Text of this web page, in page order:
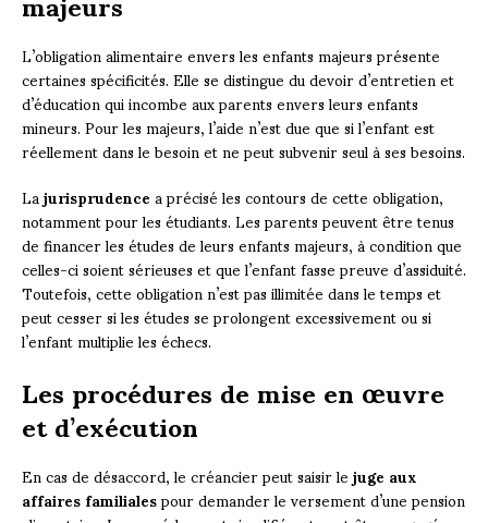
L’obligation alimentaire envers les enfants majeurs présente
certaines spécificités. Elle se distingue du devoir d’entretien et
d’éducation qui incombe aux parents envers leurs enfants
mineurs. Pour les majeurs, l’aide n’est due que si l’enfant est
réellement dans le besoin et ne peut subvenir seul à ses besoins.
Lajurisprudencea précisé les contours de cette obligation,
notamment pour les étudiants. Les parents peuvent être tenus
de financer les études de leurs enfants majeurs, à condition que
celles-ci soient sérieuses et que l’enfant fasse preuve d’assiduité.
Toutefois, cette obligation n’est pas illimitée dans le temps et
peut cesser si les études se prolongent excessivement ou si
l’enfant multiplie les échecs.
Les procédures de mise en œuvre
et d’exécution
En cas de désaccord, le créancier peut saisir lejuge aux
affaires familialespour demander le versement d’une pension